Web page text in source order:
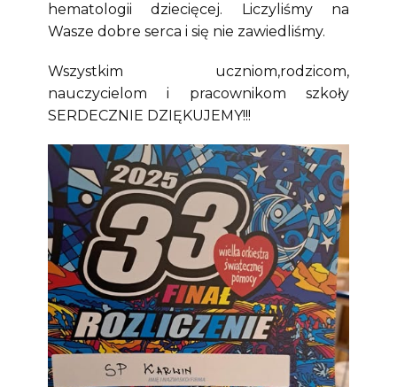
hematologii dziecięcej. Liczyliśmy na
Wasze dobre serca i się nie zawiedliśmy.
Wszystkim uczniom,rodzicom,
nauczycielom i pracownikom szkoły
SERDECZNIE DZIĘKUJEMY!!!